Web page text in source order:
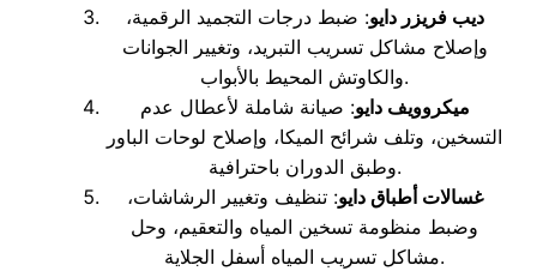
ديب فريزر دايو: ضبط درجات التجميد الرقمية،
وإصلاح مشاكل تسريب التبريد، وتغيير الجوانات
والكاوتش المحيط بالأبواب.
ميكروويف دايو: صيانة شاملة لأعطال عدم
التسخين، وتلف شرائح الميكا، وإصلاح لوحات الباور
وطبق الدوران باحترافية.
غسالات أطباق دايو: تنظيف وتغيير الرشاشات،
وضبط منظومة تسخين المياه والتعقيم، وحل
مشاكل تسريب المياه أسفل الجلاية.